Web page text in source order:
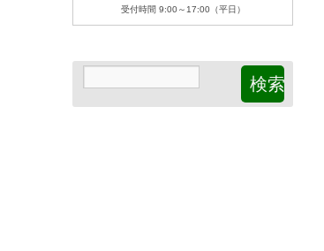
受付時間 9:00～17:00（平日）